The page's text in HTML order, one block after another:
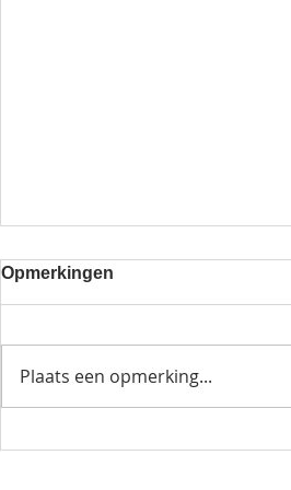
Opmerkingen
Plaats een opmerking...